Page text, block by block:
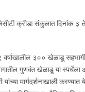
क्रीडा संकुलात दिनांक ३
३०० खेळाडू सहभागी
गुणवंत खेळाडू या
यांच्या मार्गदर्शनाखाली